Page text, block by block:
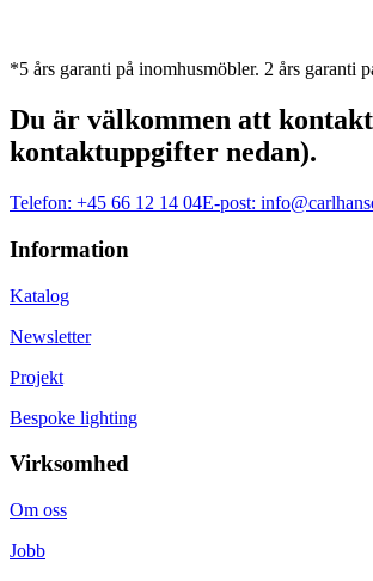
*5 års garanti på inomhusmöbler. 2 års garanti
Du är välkommen att
kontaktuppgifter nedan).
Telefon: +45 66 12 14 04E-post:
Information
Katalog
Newsletter
Projekt
Bespoke lighting
Virksomhed
Om oss
Jobb